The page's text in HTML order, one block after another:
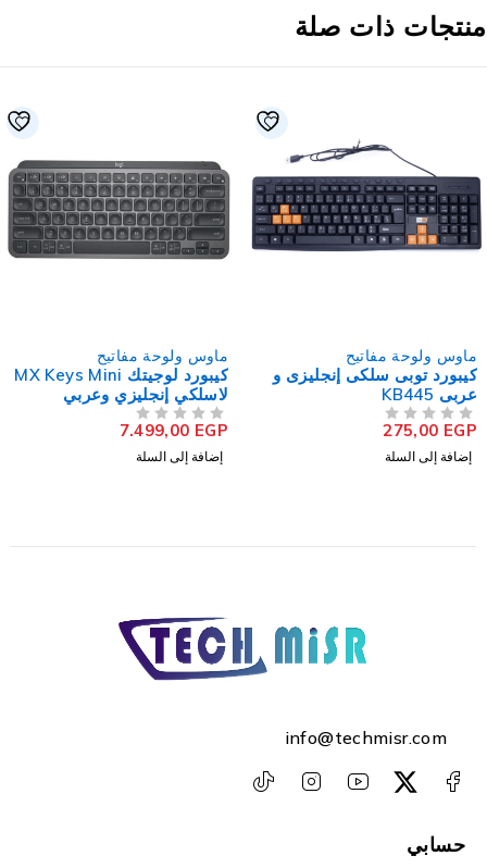
ذات صلة
و
ماوس ولوحة مفاتيح
كيبورد لوجيتك MX Keys Mini
لاسلكي إنجليزي وعربي
EGP
إضافة إلى السلة
ماوس ولوحة مفاتيح
كيبورد زيرو سلكى
عربى ZR-300
EGP
إضافة إلى السلة
info@techmisr.com
حسابي